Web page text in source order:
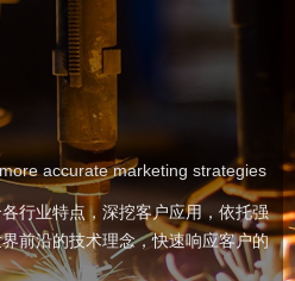
accurate marketing strategies
行业特点，深挖客户应用，依托强
前沿的技术理念，快速响应客户的